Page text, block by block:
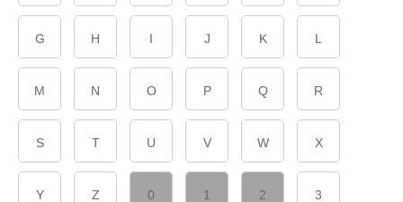
G H I J K L
M N O P Q R
S T U V W X
Y Z 0 1 2 3